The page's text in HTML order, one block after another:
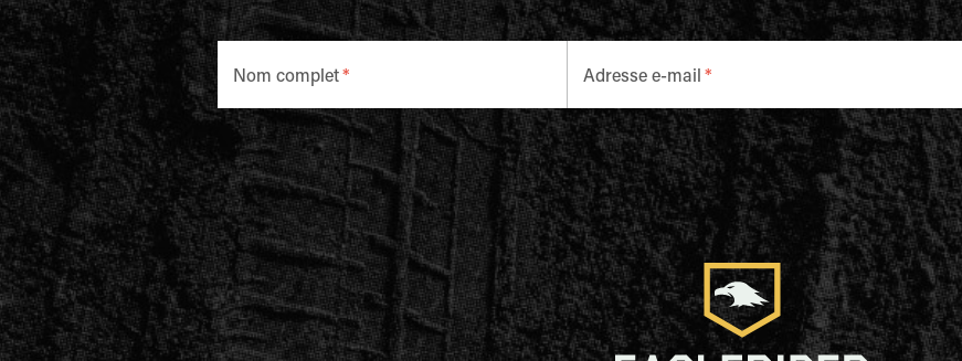
Nom complet * Adresse e-mail *